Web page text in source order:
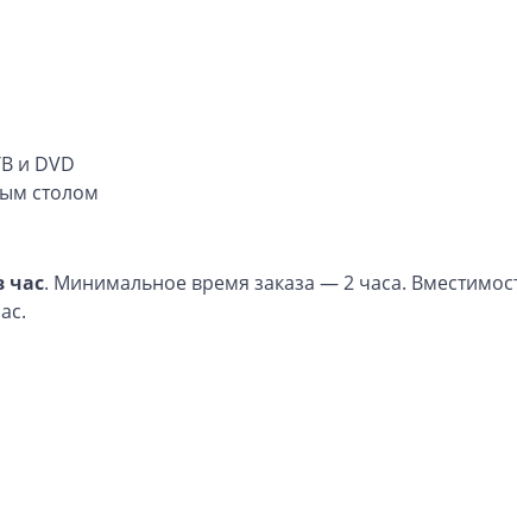
и DVD
столом
час. Минимальное время заказа — 2 часа.